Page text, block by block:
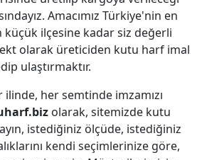
Amacımız Türkiye'nin en
küçük ilçesine kadar siz değerli
olarak üreticiden kutu harf imal
ulaştırmaktır.
ilinde, her semtinde imzamızı
olarak, sitemizde kutu
istediğiniz ölçüde, istediğiniz
kendi seçimlerinize göre,